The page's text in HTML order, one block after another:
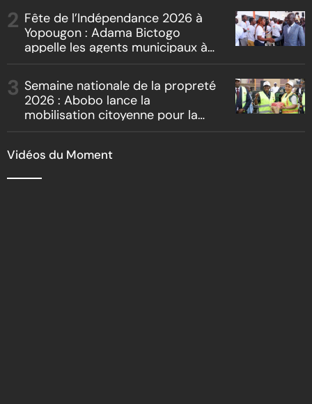
« Boss vs Boss »
Fête de l’Indépendance 2026 à
Yopougon : Adama Bictogo
appelle les agents municipaux à
de la commune
Semaine nationale de la propreté
2026 : Abobo lance la
mobilisation citoyenne pour la
Vidéos du Moment